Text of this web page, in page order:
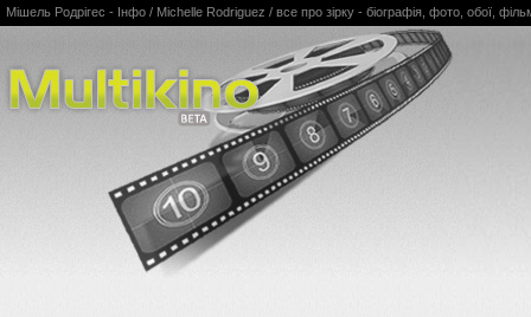
Multikino
Мішель Родрігес - Інфо / Michelle Rodriguez / все про зірку - біографія, фото, обої,